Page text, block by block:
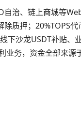
治、链上商城等
质押；20%TOPS
下沙龙USDT补贴、
业务，资金全部来源